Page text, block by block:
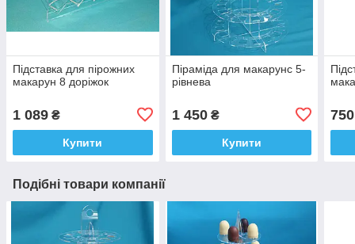
Підставка для пірожних
макарун 8 доріжок
1 089 ₴
Купити
Піраміда для макарунс 5-
рівнева
1 450₴
Купити
750
Подібні товари компанії